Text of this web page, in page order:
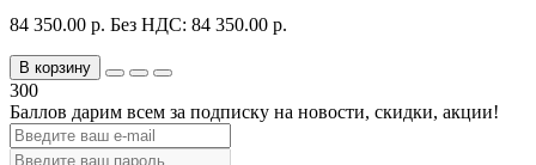
84 350.00 р. Без НДС: 84 350.00 р.
В корзину
300
Баллов дарим всем за подписку на новости, скидки, акции!